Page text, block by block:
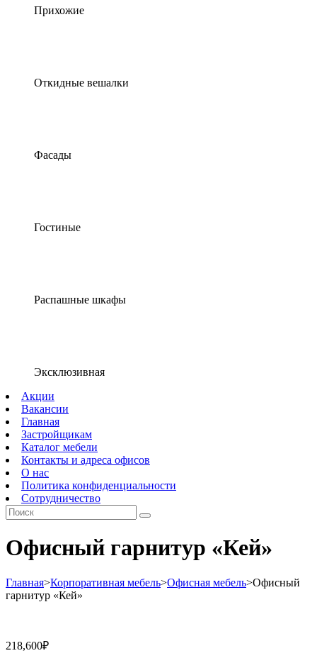
Прихожие
Откидные вешалки
Фасады
Гостиные
Распашные шкафы
Эксклюзивная
Акции
Вакансии
Главная
Застройщикам
Каталог мебели
Контакты и адреса офисов
О нас
Политика конфиденциальности
Сотрудничество
Офисный гарнитур «Кей»
Главная>Корпоративная мебель>Офисная мебель>Офисный
гарнитур «Кей»
218,600₽